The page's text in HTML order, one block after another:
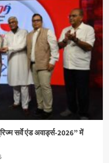
सर्वे एंड अवार्ड्स-2026” में